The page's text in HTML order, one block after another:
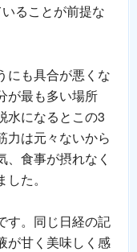
ることが前提な
にも具合が悪くな
が最も多い場所
水になるとこの3
力は元々ないから
食事が摂れなく
た。
す。同じ日経の記
が甘く美味しく感